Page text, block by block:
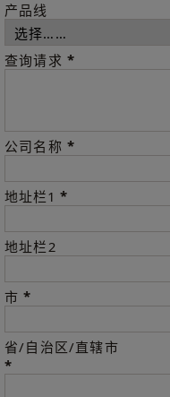
产品线
查询请求 *
公司名称 *
地址栏1 *
地址栏2
市*
省/自治区/直辖市
*